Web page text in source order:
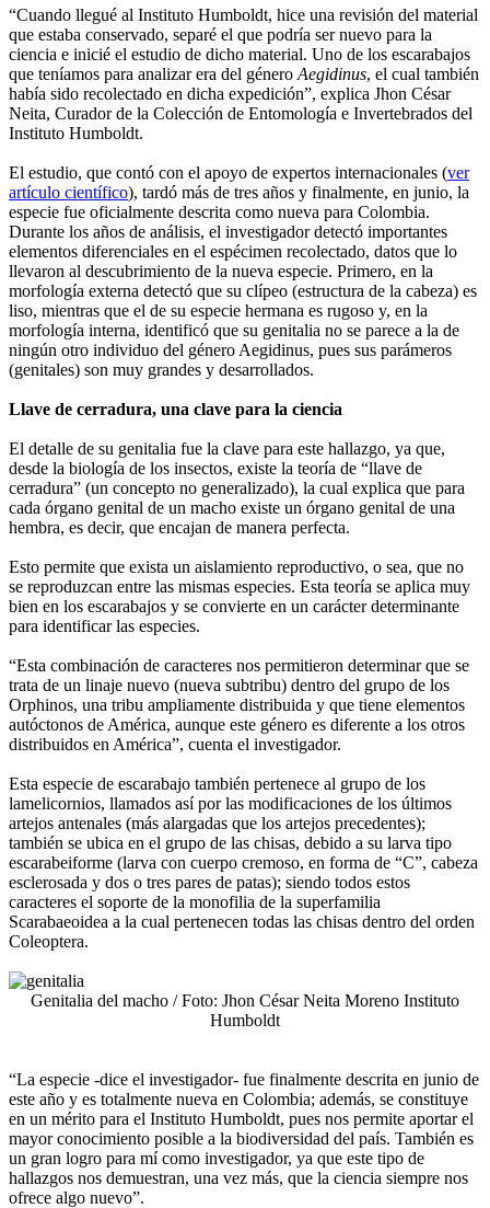
“Cuando llegué al Instituto Humboldt, hice una revisión del material
que estaba conservado, separé el que podría ser nuevo para la
ciencia e inicié el estudio de dicho material. Uno de los escarabajos
que teníamos para analizar era del género Aegidinus, el cual también
había sido recolectado en dicha expedición”, explica Jhon César
Neita, Curador de la Colección de Entomología e Invertebrados del
Instituto Humboldt.
El estudio, que contó con el apoyo de expertos internacionales (ver
artículo científico), tardó más de tres años y finalmente, en junio, la
especie fue oficialmente descrita como nueva para Colombia.
Durante los años de análisis, el investigador detectó importantes
elementos diferenciales en el espécimen recolectado, datos que lo
llevaron al descubrimiento de la nueva especie. Primero, en la
morfología externa detectó que su clípeo (estructura de la cabeza) es
liso, mientras que el de su especie hermana es rugoso y, en la
morfología interna, identificó que su genitalia no se parece a la de
ningún otro individuo del género Aegidinus, pues sus parámeros
(genitales) son muy grandes y desarrollados.
Llave de cerradura, una clave para la ciencia
El detalle de su genitalia fue la clave para este hallazgo, ya que,
desde la biología de los insectos, existe la teoría de “llave de
cerradura” (un concepto no generalizado), la cual explica que para
cada órgano genital de un macho existe un órgano genital de una
hembra, es decir, que encajan de manera perfecta.
Esto permite que exista un aislamiento reproductivo, o sea, que no
se reproduzcan entre las mismas especies. Esta teoría se aplica muy
bien en los escarabajos y se convierte en un carácter determinante
para identificar las especies.
“Esta combinación de caracteres nos permitieron determinar que se
trata de un linaje nuevo (nueva subtribu) dentro del grupo de los
Orphinos, una tribu ampliamente distribuida y que tiene elementos
autóctonos de América, aunque este género es diferente a los otros
distribuidos en América”, cuenta el investigador.
Esta especie de escarabajo también pertenece al grupo de los
lamelicornios, llamados así por las modificaciones de los últimos
artejos antenales (más alargadas que los artejos precedentes);
también se ubica en el grupo de las chisas, debido a su larva tipo
escarabeiforme (larva con cuerpo cremoso, en forma de “C”, cabeza
esclerosada y dos o tres pares de patas); siendo todos estos
caracteres el soporte de la monofilia de la superfamilia
Scarabaeoidea a la cual pertenecen todas las chisas dentro del orden
Coleoptera.
Genitalia del macho / Foto: Jhon César Neita Moreno Instituto
Humboldt
“La especie -dice el investigador- fue finalmente descrita en junio de
este año y es totalmente nueva en Colombia; además, se constituye
en un mérito para el Instituto Humboldt, pues nos permite aportar el
mayor conocimiento posible a la biodiversidad del país. También es
un gran logro para mí como investigador, ya que este tipo de
hallazgos nos demuestran, una vez más, que la ciencia siempre nos
ofrece algo nuevo”.